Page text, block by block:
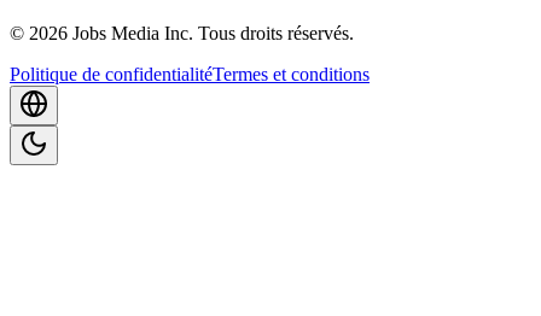
© 2026 Jobs Media Inc. Tous droits réservés.
Politique de confidentialitéTermes et conditions